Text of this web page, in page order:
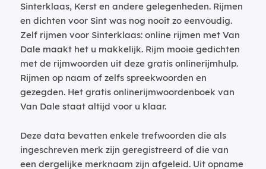
Sinterklaas, Kerst en andere gelegenheden. Rijmen
en dichten voor Sint was nog nooit zo eenvoudig.
Zelf rijmen voor Sinterklaas: online rijmen met Van
Dale maakt het u makkelijk. Rijm mooie gedichten
met de rijmwoorden uit deze gratis onlinerijmhulp.
Rijmen op naam of zelfs spreekwoorden en
gezegden. Het gratis onlinerijmwoordenboek van
Van Dale staat altijd voor u klaar.
Deze data bevatten enkele trefwoorden die als
ingeschreven merk zijn geregistreerd of die van
een dergelijke merknaam zijn afgeleid. Uit opname